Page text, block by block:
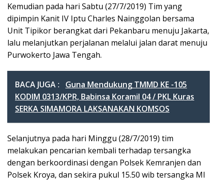
Kemudian pada hari Sabtu (27/7/2019) Tim yang
dipimpin Kanit IV Iptu Charles Nainggolan bersama
Unit Tipikor berangkat dari Pekanbaru menuju Jakarta,
lalu melanjutkan perjalanan melalui jalan darat menuju
Purwokerto Jawa Tengah.
BACA JUGA :
Guna Mendukung TMMD KE -105
KODIM 0313/KPR, Babinsa Koramil 04 / PKL Kuras
SERKA SIMAMORA LAKSANAKAN KOMSOS
Selanjutnya pada hari Minggu (28/7/2019) tim
melakukan pencarian kembali terhadap tersangka
dengan berkoordinasi dengan Polsek Kemranjen dan
Polsek Kroya, dan sekira pukul 15.50 wib tersangka MI